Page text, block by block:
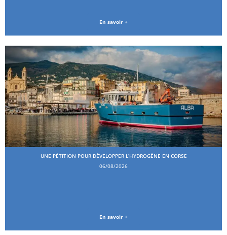
En savoir +
UNE PÉTITION POUR DÉVELOPPER L’HYDROGÈNE EN CORSE
06/08/2026
En savoir +